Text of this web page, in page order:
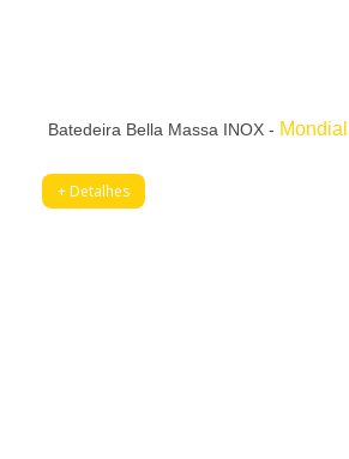
Batedeira Bella Massa INOX - Mondial
+ Detalhes